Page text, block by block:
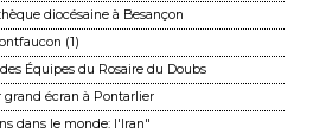
diocésaine à Besançon
(1)
Équipes du Rosaire du Doubs
écran à Pontarlier
dans le monde: l'Iran"